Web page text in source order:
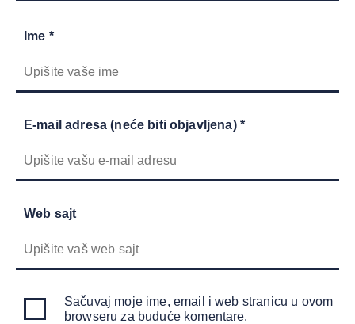
Ime *
E-mail adresa (neće biti objavljena) *
Web sajt
Sačuvaj moje ime, email i web stranicu u ovom
browseru za buduće komentare.